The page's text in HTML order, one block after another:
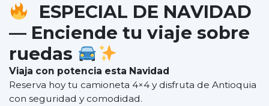
ESPECIAL DE NAVIDAD
— Enciende tu viaje sobre
ruedas
Viaja con potencia esta Navidad
Reserva hoy tu camioneta 4×4 y disfruta de Antioquia
con seguridad y comodidad.